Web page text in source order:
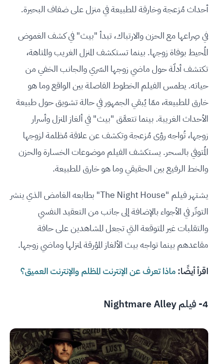
أحداث مُزعجة وخارقة للطبيعة في منزل على ضفاف البحيرة.
في صِراعها مع الحزن والارتباك، تبدأ "بيث" في كشف الغموض
المُحيط بوفاة زوجها. بينما تستكشف المنزل الغريب والمتاهة،
تكتشف أدلّة حول ماضي زوجها السّري والجانب الخفي من
حياته. يطمس الفيلم الخطوط الفاصلة بين الواقع وما هو
خارق للطبيعة، ممّا يُبقي الجمهور في حالة تشويق حول طبيعة
الأحداث الغريبة. بينما تتعمَّق "بيث" في ألغاز المنزل وأسرار
زوجها، تُواجه رؤى مُزعجة وتكشف عن علاقة مُظلمة لزوجها
المُتوفي بالسحر. يستكشف الفيلم موضوعات الخسارة والحزن
والخط الرفيع بين الحقيقي وما هو خارق للطبيعة.
يشتهر فيلم "The Night House" بطابعه الغامض الذي ينشر
التوتّر في الأجواء بالإضافة إلى جانب من التعقيد النفسي
والتقلبات غير المتوقعة التي تجعل المشاهدين على حافة
مقاعدهم بينما تواجه بيث الألغاز المؤرقة لمنزلها وماضي زوجها.
اقرأ أيضًا:ماذا تعرف عن الإنترنت المظلم والإنترنت العميق؟
4- فيلم Nightmare Alley